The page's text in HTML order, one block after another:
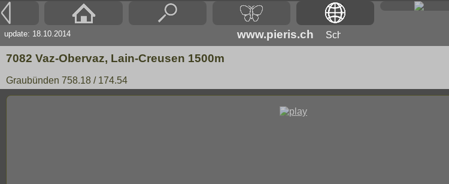
update: 18.10.2014
www.pieris.ch
7082 Vaz-Obervaz, Lain-Creusen 1500m
Graubünden 758.18 / 174.54